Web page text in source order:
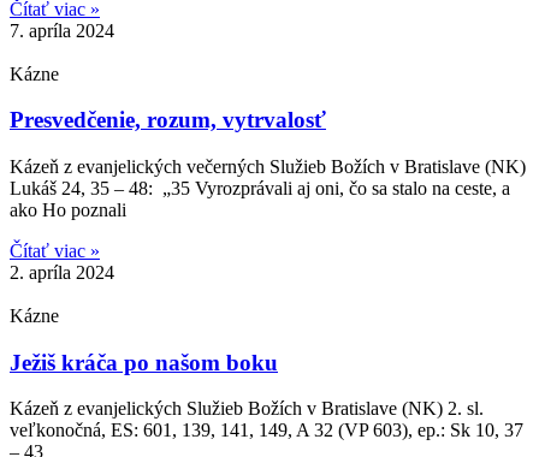
Čítať viac »
7. apríla 2024
Kázne
Presvedčenie, rozum, vytrvalosť
Kázeň z evanjelických večerných Služieb Božích v Bratislave (NK)
Lukáš 24, 35 – 48: „35 Vyrozprávali aj oni, čo sa stalo na ceste, a
ako Ho poznali
Čítať viac »
2. apríla 2024
Kázne
Ježiš kráča po našom boku
Kázeň z evanjelických Služieb Božích v Bratislave (NK) 2. sl.
veľkonočná, ES: 601, 139, 141, 149, A 32 (VP 603), ep.: Sk 10, 37
– 43